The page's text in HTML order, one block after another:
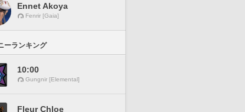
Ennet Akoya
Fenrir [Gaia]
ーランキング
10:00
Gungnir [Elemental]
Fleur Chloe